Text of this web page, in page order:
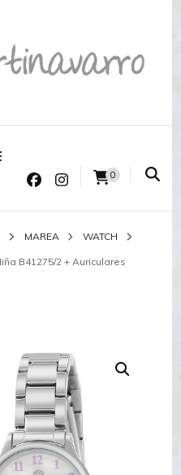
Martinavarro
0
MAREA WATCH
B41275/2 + Auriculares